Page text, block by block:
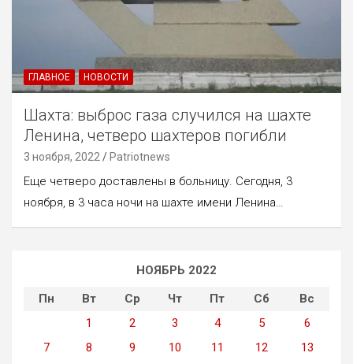
ГЛАВНОЕ НОВОСТИ
Шахта: выброс газа случился на шахте
Ленина, четверо шахтеров погибли
3 ноября, 2022 Patriotnews
Еще четверо доставлены в больницу. Сегодня, 3
ноября, в 3 часа ночи на шахте имени Ленина…
НОЯБРЬ 2022
Пн
Вт Ср Чт Пт Сб
Вс
1
2 3 4 5
6
7
8 9 10 11 12
13